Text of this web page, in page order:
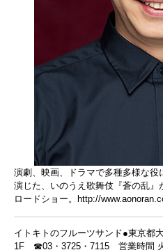
演劇、映画、ドラマで多種多様な
演じた、いのうえ歌舞伎『蒼の乱』
ロードショー。
http://
イトキトのフルーツサンド●東京都
1F ☎03・3725・7115 営業時間